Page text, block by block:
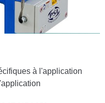
à l'application